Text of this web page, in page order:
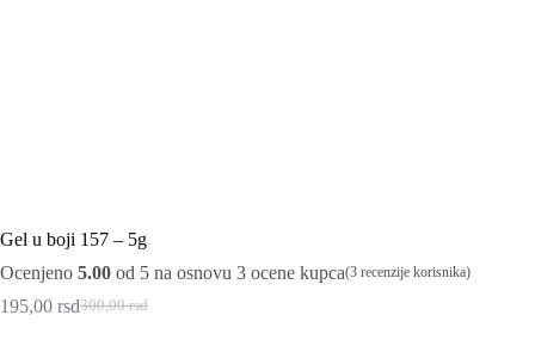
Gel u boji 157 – 5g
Ocenjeno 5.00 od 5 na osnovu 3 ocene kupca(3 recenzije korisnika)
300,00rsd
Originalna
195,00 rsdTrenutna